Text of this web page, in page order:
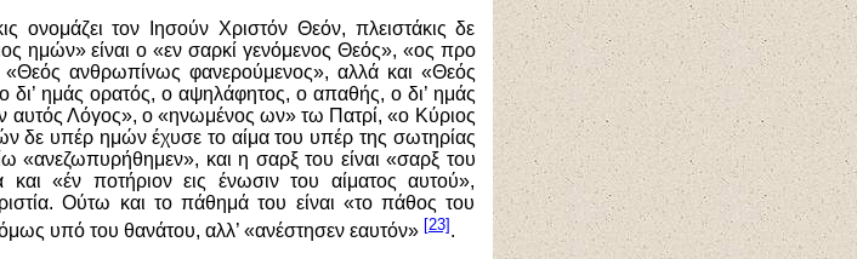
τον Ιησούν Χριστόν Θεόν, πλειστάκις δε
ημών» είναι ο «εν σαρκί γενόμενος Θεός», «ος προ
ανθρωπίνως φανερούμενος», αλλά και «Θεός
ημάς ορατός, ο αψηλάφητος, ο απαθής, ο δι’ ημάς
αυτός Λόγος», ο «ηνωμένος ων» τω Πατρί, «ο Κύριος
δε υπέρ ημών έχυσε το αίμα του υπέρ της σωτηρίας
«ανεζωπυρήθημεν», και η σαρξ του είναι «σαρξ του
«έν ποτήριον εις ένωσιν του αίματος αυτού»,
Ούτω και το πάθημά του είναι «το πάθος του
υπό του θανάτου, αλλ’ «ανέστησεν εαυτόν» [23].